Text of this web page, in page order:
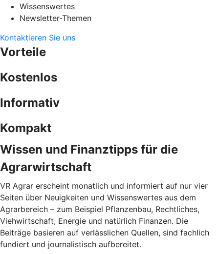
Wissenswertes
Newsletter-Themen
Kontaktieren Sie uns
Vorteile
Kostenlos
Informativ
Kompakt
Wissen und Finanztipps für die
Agrarwirtschaft
VR Agrar erscheint monatlich und informiert auf nur vier
Seiten über Neuigkeiten und Wissenswertes aus dem
Agrarbereich – zum Beispiel Pflanzenbau, Rechtliches,
Viehwirtschaft, Energie und natürlich Finanzen. Die
Beiträge basieren auf verlässlichen Quellen, sind fachlich
fundiert und journalistisch aufbereitet.